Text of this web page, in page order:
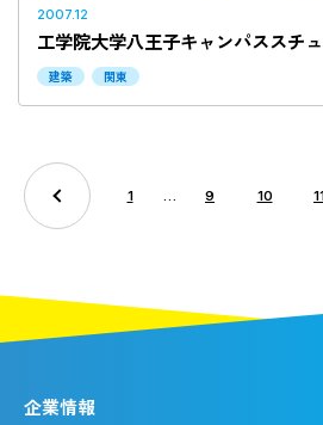
2007.12
工学院大学八王子キャンパススチ
建築 関東
1 … 9 10
企業情報